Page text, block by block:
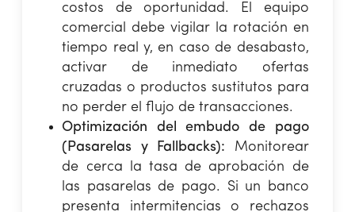
costos de oportunidad. El equipo
comercial debe vigilar la rotación en
tiempo real y, en caso de desabasto,
activar de inmediato ofertas
cruzadas o productos sustitutos para
no perder el flujo de transacciones.
Optimización del embudo de pago
(Pasarelas y Fallbacks): Monitorear
de cerca la tasa de aprobación de
las pasarelas de pago. Si un banco
presenta intermitencias o rechazos